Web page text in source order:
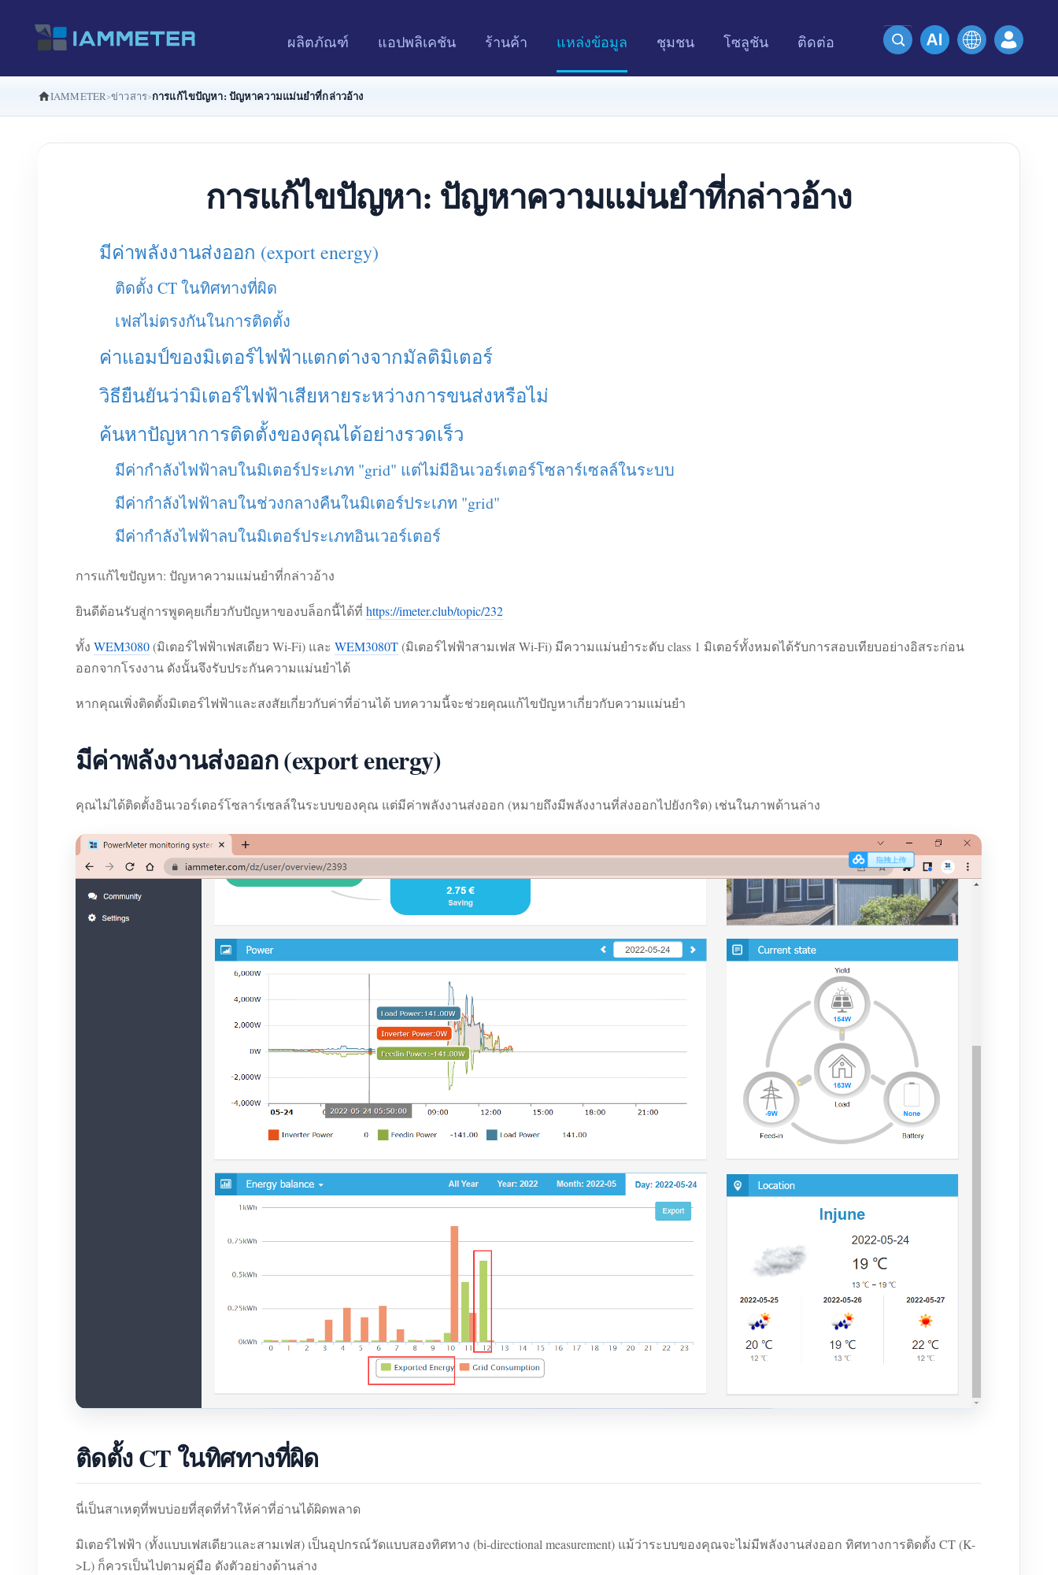
ผลิตภัณฑ์ แอปพลิเคชัน ร้านค้า แหล่งข้อมูล ชุมชน โซลูชัน ติดต่อ
IAMMETER ข่าวสาร การแก้ไขปัญหา: ปัญหาความแม่นยำที่กล่าวอ้าง
การแก้ไขปัญหา: ปัญหาความแม่นยำที่กล่าวอ้าง
มีค่าพลังงานส่งออก (export energy)
ติดตั้ง CT ในทิศทางที่ผิด
เฟสไม่ตรงกันในการติดตั้ง
ค่าแอมป์ของมิเตอร์ไฟฟ้าแตกต่างจากมัลติมิเตอร์
วิธียืนยันว่ามิเตอร์ไฟฟ้าเสียหายระหว่างการขนส่งหรือไม่
ค้นหาปัญหาการติดตั้งของคุณได้อย่างรวดเร็ว
มีค่ากำลังไฟฟ้าลบในมิเตอร์ประเภท "grid" แต่ไม่มีอินเวอร์เตอร์โซลาร์เซลล์ในระบบ
มีค่ากำลังไฟฟ้าลบในช่วงกลางคืนในมิเตอร์ประเภท "grid"
มีค่ากำลังไฟฟ้าลบในมิเตอร์ประเภทอินเวอร์เตอร์
การแก้ไขปัญหา: ปัญหาความแม่นยำที่กล่าวอ้าง
ยินดีต้อนรับสู่การพูดคุยเกี่ยวกับปัญหาของบล็อกนี้ได้ที่ https://imeter.club/topic/232
ทั้ง WEM3080(มิเตอร์ไฟฟ้าเฟสเดียว Wi-Fi) และ WEM3080T(มิเตอร์ไฟฟ้าสามเฟส Wi-Fi) มีความแม่นยำระดับ class 1 มิเตอร์ทั้งหมดได้รับการสอบเทียบอย่างอิสระก่อน
ออกจากโรงงาน ดังนั้นจึงรับประกันความแม่นยำได้
หากคุณเพิ่งติดตั้งมิเตอร์ไฟฟ้าและสงสัยเกี่ยวกับค่าที่อ่านได้ บทความนี้จะช่วยคุณแก้ไขปัญหาเกี่ยวกับความแม่นยำ
มีค่าพลังงานส่งออก (export energy)
คุณไม่ได้ติดตั้งอินเวอร์เตอร์โซลาร์เซลล์ในระบบของคุณ แต่มีค่าพลังงานส่งออก (หมายถึงมีพลังงานที่ส่งออกไปยังกริด) เช่นในภาพด้านล่าง
ติดตั้ง CT ในทิศทางที่ผิด
นี่เป็นสาเหตุที่พบบ่อยที่สุดที่ทำให้ค่าที่อ่านได้ผิดพลาด
มิเตอร์ไฟฟ้า (ทั้งแบบเฟสเดียวและสามเฟส) เป็นอุปกรณ์วัดแบบสองทิศทาง (bi-directional measurement) แม้ว่าระบบของคุณจะไม่มีพลังงานส่งออก ทิศทางการติดตั้ง CT (K-
>L) ก็ควรเป็นไปตามคู่มือ ดังตัวอย่างด้านล่าง